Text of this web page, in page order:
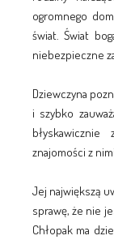
ogromnego
świat. Świat
niebezpieczne
Dziewczyna
i szybko
znajomości z
Jej największą
sprawę, że nie
Chłopak ma